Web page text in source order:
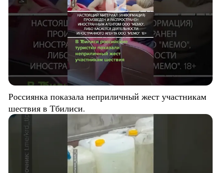
Россиянка показала неприличный жест участникам
шествия в Тбилиси.